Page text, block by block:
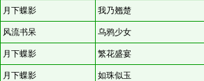
月下蝶影 我乃翘楚
风流书呆 乌鸦少女
月下蝶影 繁花盛宴
月下蝶影 如珠似玉